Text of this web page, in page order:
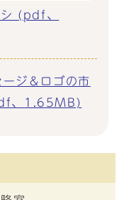
(pdf、
ジ＆ロゴの市
、1.65MB)